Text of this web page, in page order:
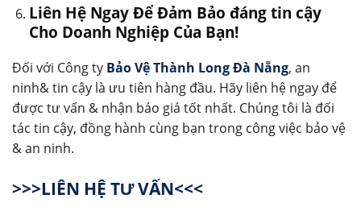
Liên Hệ Ngay Để Đảm Bảo đáng tin cậy
Cho Doanh Nghiệp Của Bạn!
Đối với Công ty Bảo Vệ Thành Long Đà Nẵng, an
ninh& tin cậy là ưu tiên hàng đầu. Hãy liên hệ ngay để
được tư vấn & nhận báo giá tốt nhất. Chúng tôi là đối
tác tin cậy, đồng hành cùng bạn trong công việc bảo vệ
& an ninh.
>>>LIÊN HỆ TƯ VẤN<<<